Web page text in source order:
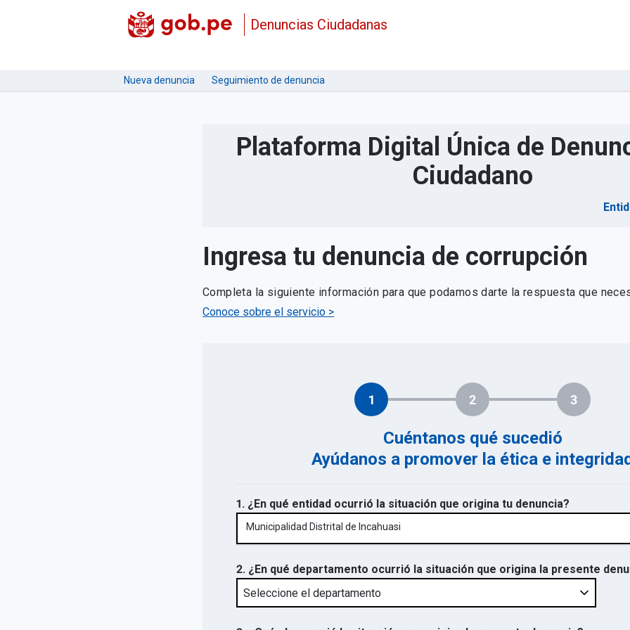
Denuncias Ciudadanas
Nueva denuncia Seguimiento de denuncia
Plataforma Digital Única de
Ciudadano
Ingresa tu denuncia de corrupción
Completa la siguiente información para que podamos darte la respuesta que
Conoce sobre el servicio >
1 2 3
Cuéntanos qué sucedió
Ayúdanos a promover la ética e integridad
1. ¿En qué entidad ocurrió la situación que origina tu denuncia?
Municipalidad Distrital de Incahuasi
2. ¿En qué departamento ocurrió la situación que origina la presente